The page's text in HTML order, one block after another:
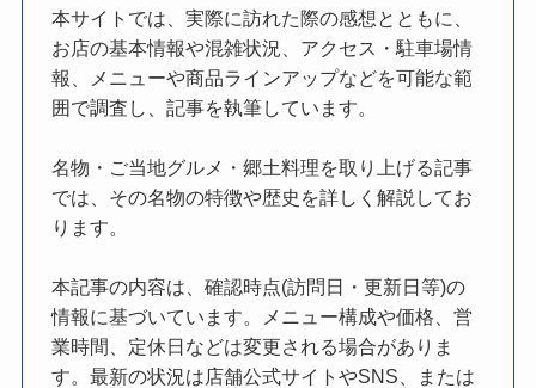
本サイトでは、実際に訪れた際の感想とともに、
お店の基本情報や混雑状況、アクセス・駐車場情
報、メニューや商品ラインアップなどを可能な範
囲で調査し、記事を執筆しています。
名物・ご当地グルメ・郷土料理を取り上げる記事
では、その名物の特徴や歴史を詳しく解説してお
ります。
本記事の内容は、確認時点(訪問日・更新日等)の
情報に基づいています。メニュー構成や価格、営
業時間、定休日などは変更される場合がありま
す。最新の状況は店舗公式サイトやSNS、または